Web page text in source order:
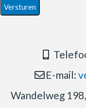
E-mail:
Wandelweg